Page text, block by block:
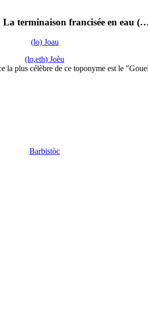
terminaison francisée en eau
(lo) Joau
(lo,eth) Joèu
la plus célèbre de ce toponyme est le
Barbistòc